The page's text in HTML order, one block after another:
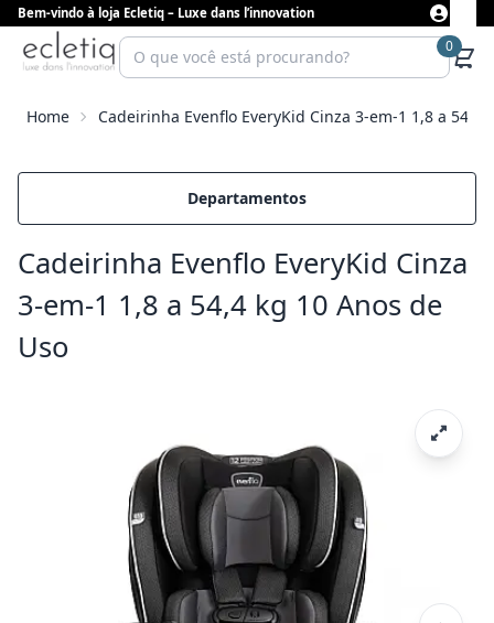
Bem-vindo à loja Ecletiq – Luxe dans l’innovation
0
Home Cadeirinha Evenflo EveryKid Cinza 3-em-1 1,8 a 54,4
Departamentos
Cadeirinha Evenflo EveryKid Cinza
3-em-1 1,8 a 54,4 kg 10 Anos de
Uso